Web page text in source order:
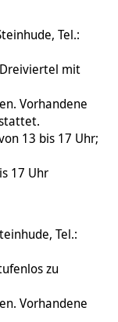
Tel.:
mit
Vorhandene
13 bis 17 Uhr;
17 Uhr
Tel.:
zu
Vorhandene